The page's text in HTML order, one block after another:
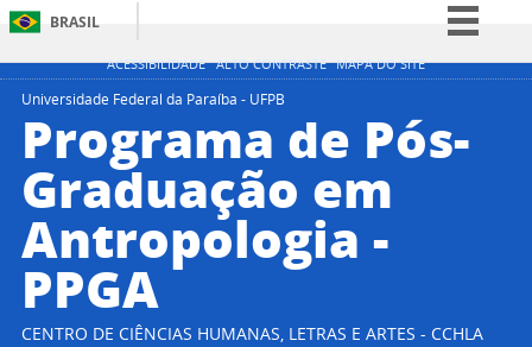
ACESSIBILIDADE ALTO CONTRASTE MAPA DO SITE
BRASIL
Simplifique!
Participe
Legislação
Canais
Universidade Federal da Paraíba - UFPB
Programa de Pós-
Graduação em
Antropologia -
PPGA
CENTRO DE CIÊNCIAS HUMANAS, LETRAS E ARTES - CCHLA